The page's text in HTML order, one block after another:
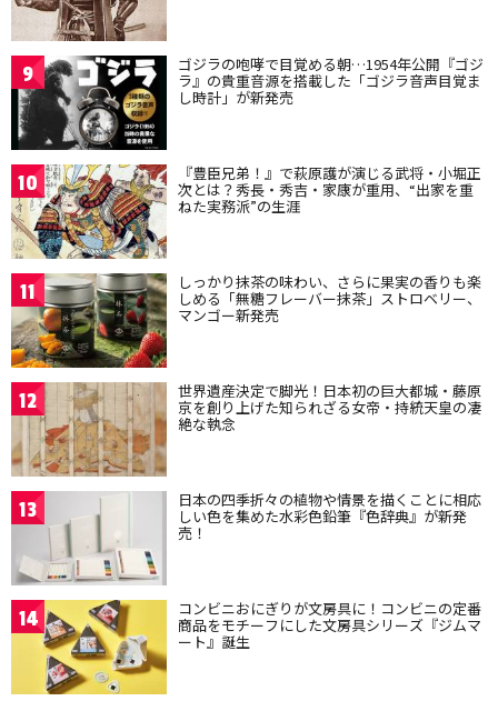
9 ゴジラの咆哮で目覚める朝…1954年公開『ゴジ
ラ』の貴重音源を搭載した「ゴジラ音声目覚ま
し時計」が新発売
10 『豊臣兄弟！』で萩原護が演じる武将・小堀正
次とは？秀長・秀吉・家康が重用、“出家を重
ねた実務派”の生涯
11 しっかり抹茶の味わい、さらに果実の香りも楽
しめる「無糖フレーバー抹茶」ストロベリー、
マンゴー新発売
12 世界遺産決定で脚光！日本初の巨大都城・藤原
京を創り上げた知られざる女帝・持統天皇の凄
絶な執念
13 日本の四季折々の植物や情景を描くことに相応
しい色を集めた水彩色鉛筆『色辞典』が新発
売！
14 コンビニおにぎりが文房具に！コンビニの定番
商品をモチーフにした文房具シリーズ『ジムマ
ート』誕生